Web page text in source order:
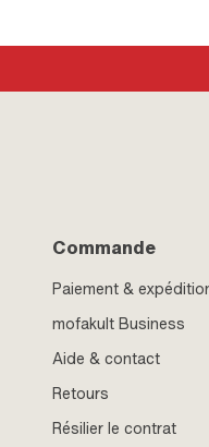
Commande
Paiement &
mofakult Business
Aide & contact
Retours
Résilier le contrat